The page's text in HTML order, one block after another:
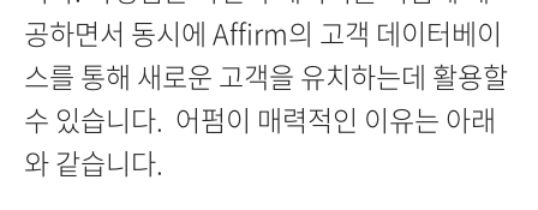
공하면서 동시에 Affirm의 고객 데이터베이
스를 통해 새로운 고객을 유치하는데 활용할
수 있습니다. 어펌이 매력적인 이유는 아래
와 같습니다.